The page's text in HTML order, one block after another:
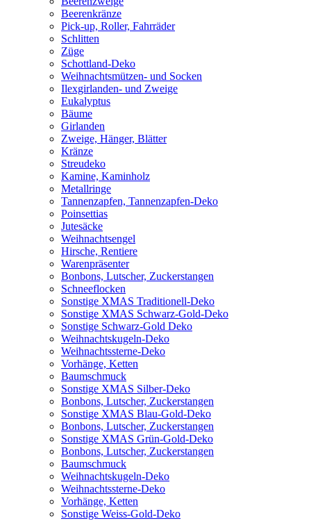
Beerenkränze
Pick-up, Roller, Fahrräder
Schlitten
Züge
Schottland-Deko
Weihnachtsmützen- und Socken
Ilexgirlanden- und Zweige
Eukalyptus
Bäume
Girlanden
Zweige, Hänger, Blätter
Kränze
Streudeko
Kamine, Kaminholz
Metallringe
Tannenzapfen, Tannenzapfen-Deko
Poinsettias
Jutesäcke
Weihnachtsengel
Hirsche, Rentiere
Warenpräsenter
Bonbons, Lutscher, Zuckerstangen
Schneeflocken
Sonstige XMAS Traditionell-Deko
Sonstige XMAS Schwarz-Gold-Deko
Sonstige Schwarz-Gold Deko
Weihnachtskugeln-Deko
Weihnachtssterne-Deko
Vorhänge, Ketten
Baumschmuck
Sonstige XMAS Silber-Deko
Bonbons, Lutscher, Zuckerstangen
Sonstige XMAS Blau-Gold-Deko
Bonbons, Lutscher, Zuckerstangen
Sonstige XMAS Grün-Gold-Deko
Bonbons, Lutscher, Zuckerstangen
Baumschmuck
Weihnachtskugeln-Deko
Weihnachtssterne-Deko
Vorhänge, Ketten
Sonstige Weiss-Gold-Deko